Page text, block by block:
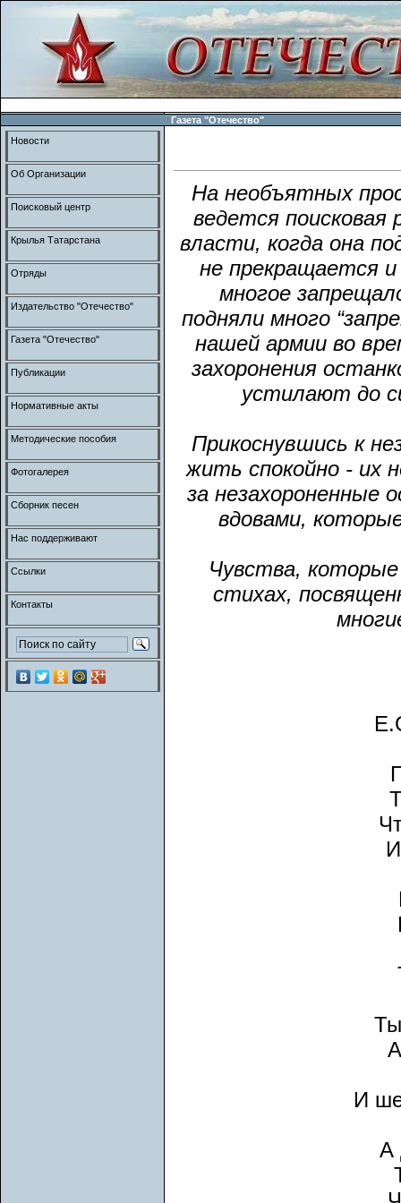
Газета "Отечество"
На необъятных
ведется
власти, когда она
не прекращается
многое
подняли много
нашей армии во
захоронения
устилают до
Прикоснувшись к
жить спокойно - их
за незахороненные
вдовами,
Чувства,
стихах,
И
А
Новости
Об Организации
Поисковый центр
Крылья Татарстана
Отряды
Издательство "Отечество"
Газета "Отечество"
Публикации
Нормативные акты
Методические пособия
Фотогалерея
Сборник песен
Нас поддерживают
Ссылки
Контакты